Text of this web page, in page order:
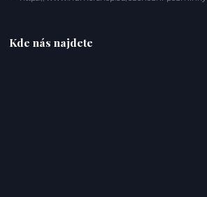
Kde nás najdete